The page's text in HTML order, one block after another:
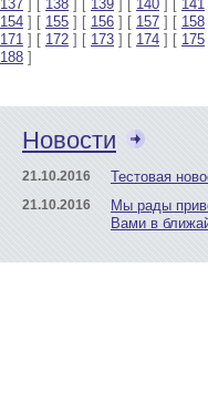
137 138 139 140 141
154 ] [ 155 ] [ 156 ] [ 157 ] [ 158
171 ] [ 172 ] [ 173 ] [ 174 ] [ 175
188 ]
Новости
21.10.2016 Тестовая
21.10.2016
Мы рады
Вами в